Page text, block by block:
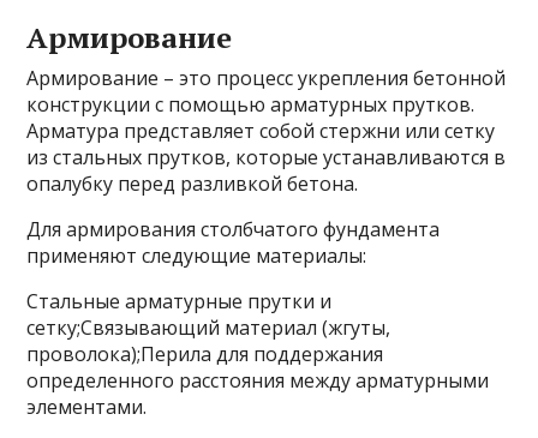
Армирование
Армирование – это процесс укрепления бетонной
конструкции с помощью арматурных прутков.
Арматура представляет собой стержни или сетку
из стальных прутков, которые устанавливаются в
опалубку перед разливкой бетона.
Для армирования столбчатого фундамента
применяют следующие материалы:
Стальные арматурные прутки и
сетку;Связывающий материал (жгуты,
проволока);Перила для поддержания
определенного расстояния между арматурными
элементами.